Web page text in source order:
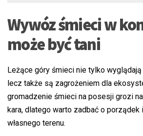
Wywóz śmieci w
może być tani
Leżące góry śmieci nie tylko
lecz także są zagrożeniem dla
gromadzenie śmieci na posesji grozi
kara, dlatego warto zadbać o porządek
własnego terenu.